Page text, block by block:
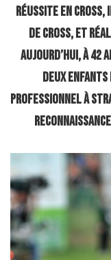
réussite en cross,
de cross, et
Aujourd’hui, à 42
deux enfants
professionnel à